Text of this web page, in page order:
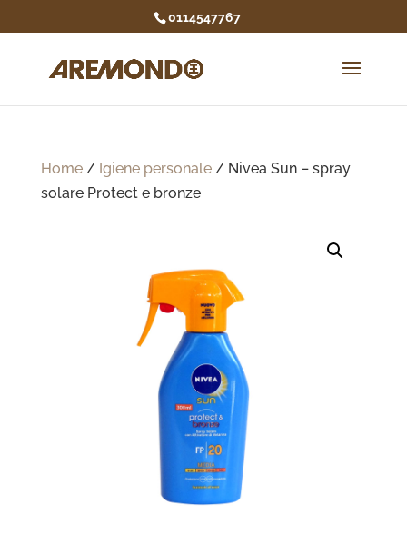
0114547767
Home/ Igiene personale/ Nivea Sun – spray
solare Protect e bronze